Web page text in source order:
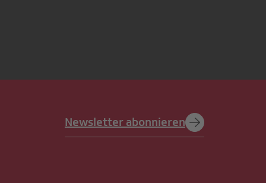
Newsletter abonnieren